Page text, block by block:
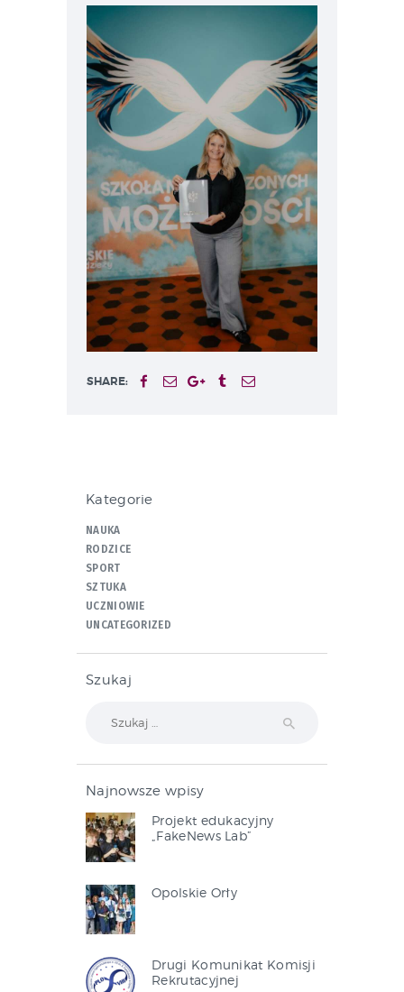
SHARE:
Kategorie
NAUKA
RODZICE
SPORT
SZTUKA
UCZNIOWIE
UNCATEGORIZED
Szukaj
Najnowsze wpisy
Projekt edukacyjny
„FakeNews Lab”
Opolskie Orły
Drugi Komunikat Komisji
Rekrutacyjnej